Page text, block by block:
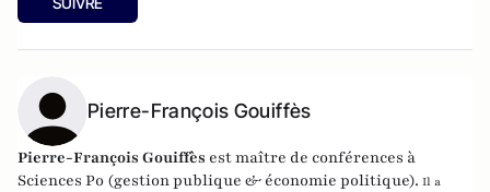
Cherche-midi, en janvier 2017.
Pierre-François Gouiffès
Pierre-François Gouiffès est maître de conférences à
Sciences Po (gestion publique & économie politique). Il a